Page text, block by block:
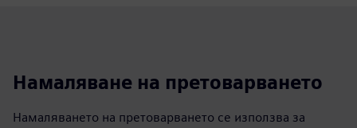
Намаляване на претоварването
Намаляването на претоварването се използва за